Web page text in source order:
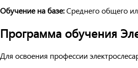
Обучение на базе:Среднего общего
Программа обучения
Для освоения профессии